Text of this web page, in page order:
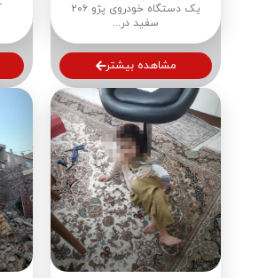
یک دستگاه خودروی پژو ۲۰۶
سفید در...
مشاهده بیشتر